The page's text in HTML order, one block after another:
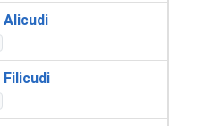
Alicudi
Filicudi